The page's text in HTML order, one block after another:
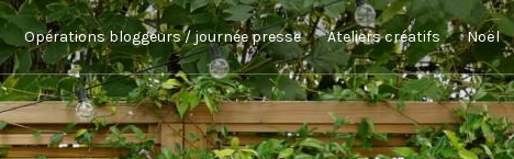
Opérations bloggeurs / journée presse Ateliers créatifs Noël